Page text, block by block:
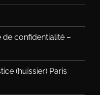
confidentialité –
(huissier) Paris